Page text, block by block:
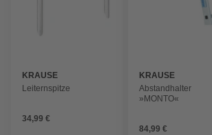
KRAUSE
Leiternspitze
34,99 €
KRAUSE
Abstandhalter
»MONTO«
84,99 €